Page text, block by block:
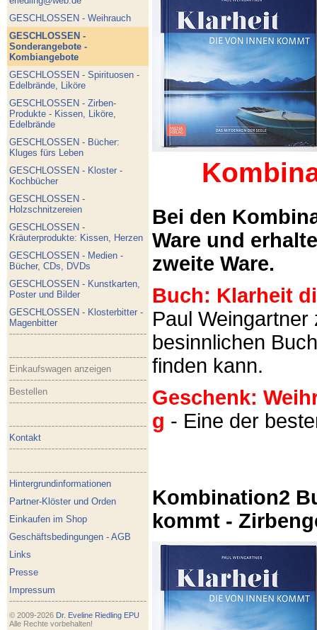
GESCHLOSSEN - Weihrauch
GESCHLOSSEN -
Sonderangebote -
Kombiangebote
GESCHLOSSEN - Spirituosen -
Edelbrände, Liköre
GESCHLOSSEN - Zirben-
Produkte - Kissen, Liköre,
Edelbrände
GESCHLOSSEN - Bücher:
Kluges fürs Leben
GESCHLOSSEN - Kloster -
Kochbücher
GESCHLOSSEN -
Holzschnitzereien
GESCHLOSSEN -
Kräuterprodukte: Kissen, Herzen
GESCHLOSSEN - Medien -
Bücher, CDs, DVDs
GESCHLOSSEN - Kunstkarten,
Poster und Bilder
GESCHLOSSEN - Klosterbitter -
Magenbitter
Einkaufswagen anzeigen
Bestellen
Kontakt
Hintergrundinformationen
Partner-Klöster und Orden
Einkaufen im Shop
Geschäftsbedingungen - AGB
Links
Presse
Impressum
© 2009-2026 Dr. Eveline Riedling EPU
Alle Rechte vorbehalten!
Bei den
Ware und
zweite Ware.
Buch: Klarheit
Paul
besinnlichen
finden kann.
Geschenk:
g - Eine der
Kombination2
kommt -